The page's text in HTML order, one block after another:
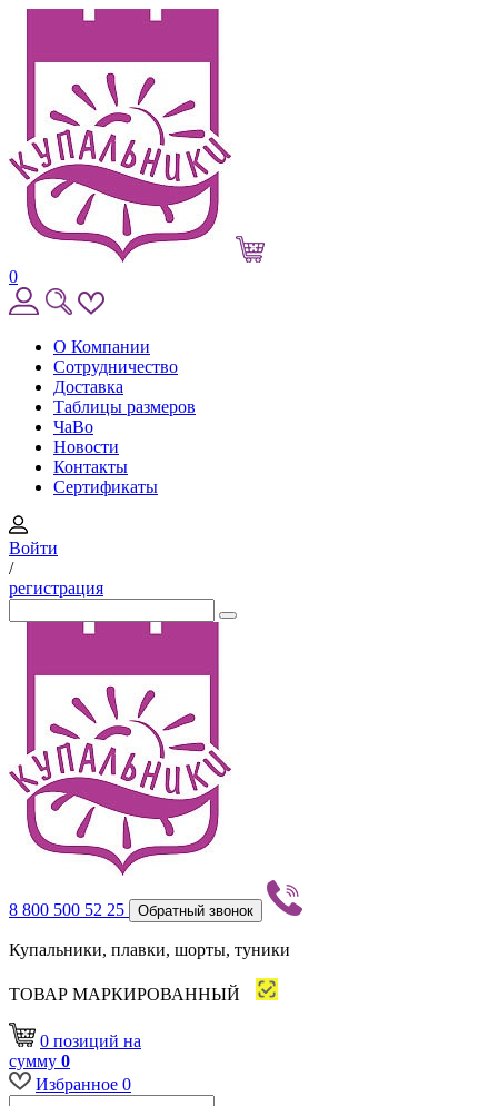
0
О Компании
Сотрудничество
Доставка
Таблицы размеров
ЧаВо
Новости
Контакты
Сертификаты
Войти
/
регистрация
8 800 500 52 25 Обратный звонок
Купальники, плавки, шорты, туники
ТОВАР МАРКИРОВАННЫЙ
0 позиций на
сумму 0
Избранное 0